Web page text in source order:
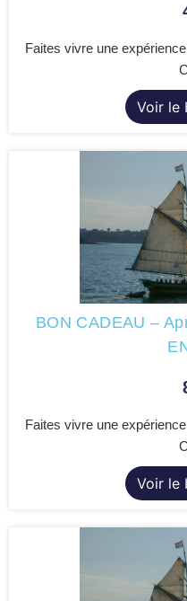
Faites vivre une
Voir le
BON CADEAU –
Faites vivre une
Voir le